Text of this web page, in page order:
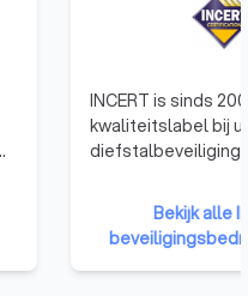
INCERT is sinds
kwaliteitslabel bij
diefstalbeveiliging
België. Om uw
beschermen
inbraak, moet u op
betrouwbare
Bekijk alle